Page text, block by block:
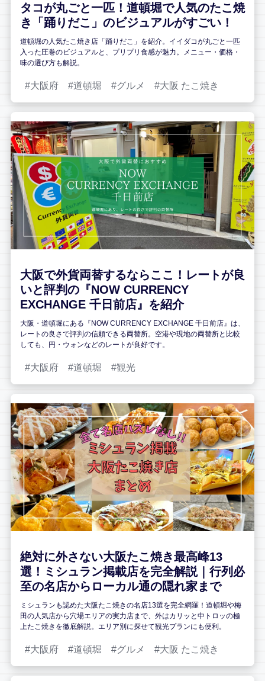
タコが丸ごと一匹！道頓堀で人気のたこ焼
き「踊りだこ」のビジュアルがすごい！
道頓堀の人気たこ焼き店「踊りだこ」を紹介。イイダコが丸ごと一匹
入った圧巻のビジュアルと、プリプリ食感が魅力。メニュー・価格・
味の選び方も解説。
大阪府 道頓堀 グルメ 大阪 たこ焼き
大阪で外貨両替するならここ！レートが良
いと評判の『NOW CURRENCY
EXCHANGE 千日前店』を紹介
大阪・道頓堀にある『NOW CURRENCY EXCHANGE 千日前店』は、
レートの良さで評判の信頼できる両替所。空港や現地の両替所と比較
しても、円・ウォンなどのレートが良好です。
大阪府 道頓堀 観光
絶対に外さない大阪たこ焼き最高峰13
選！ミシュラン掲載店を完全解説｜行列必
至の名店からローカル通の隠れ家まで
ミシュランも認めた大阪たこ焼きの名店13選を完全網羅！道頓堀や梅
田の人気店から穴場エリアの実力店まで、外はカリッと中トロッの極
上たこ焼きを徹底解説。エリア別に探せて観光プランにも便利。
大阪府 道頓堀 グルメ 大阪 たこ焼き